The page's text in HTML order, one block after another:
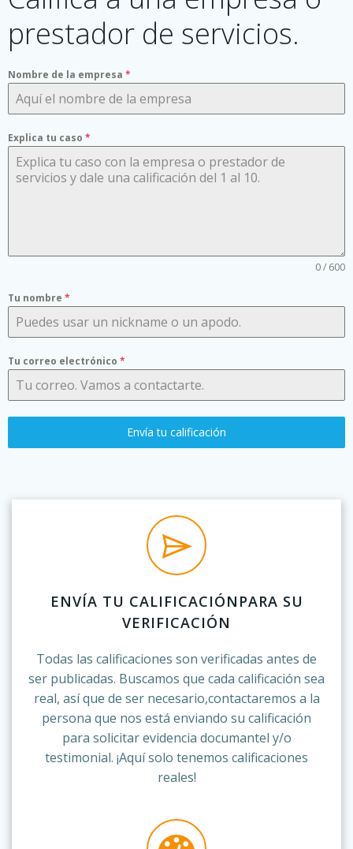
prestador de servicios.
Nombre de la empresa *
Explica tu caso *
0 / 600
Tu nombre *
Tu correo electrónico *
Envía tu calificación
ENVÍA TU CALIFICACIÓNPARA SU
VERIFICACIÓN
Todas las calificaciones son verificadas antes de
ser publicadas. Buscamos que cada calificación sea
real, así que de ser necesario,contactaremos a la
persona que nos está enviando su calificación
para solicitar evidencia documantel y/o
testimonial. ¡Aquí solo tenemos calificaciones
reales!